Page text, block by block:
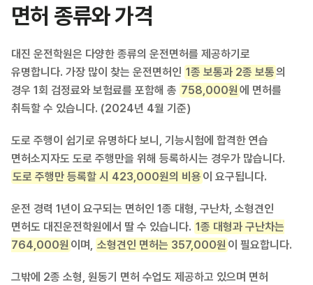
면허 종류와 가격
대진 운전학원은 다양한 종류의 운전면허를 제공하기로
유명합니다. 가장 많이 찾는 운전면허인 1종 보통과 2종 보통의
경우 1회 검정료와 보험료를 포함해 총 758,000원에 면허를
취득할 수 있습니다. (2024년 4월 기준)
도로 주행이 쉽기로 유명하다 보니, 기능시험에 합격한 연습
면허소지자도 도로 주행만을 위해 등록하시는 경우가 많습니다.
도로 주행만 등록할 시 423,000원의 비용 이 요구됩니다.
운전 경력 1년이 요구되는 면허인 1종 대형, 구난차, 소형견인
면허도 대진운전학원에서 딸 수 있습니다. 1종 대형과 구난차는
764,000원 이며, 소형견인 면허는 357,000원 이 필요합니다.
그밖에 2종 소형, 원동기 면허 수업도 제공하고 있으며 면허